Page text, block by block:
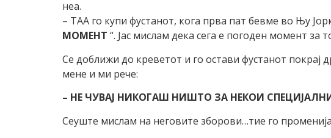
неа.
– ТАА го купи фустанот, кога прва пат бевме во Њу
МОМЕНТ “. Јас мислам дека сега е погоден момент за
Се доближи до креветот и го остави фустанот покрај
мене и ми рече:
– НЕ ЧУВАЈ НИКОГАШ НИШТО ЗА НЕКОИ
Сеуште мислам на неговите зборови…тие го